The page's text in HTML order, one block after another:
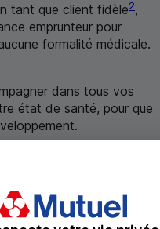
tant que client fidèle2,
emprunteur pour
formalité médicale.
dans tous vos
état de santé, pour que
500 000 € maximum par
;
: moins de